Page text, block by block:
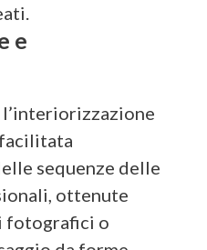
e
l’interiorizzazione
sequenze delle
ottenute
fotografici o